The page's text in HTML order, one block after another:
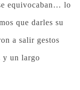
equivocaban… lo
que darles su
a salir gestos
y un largo